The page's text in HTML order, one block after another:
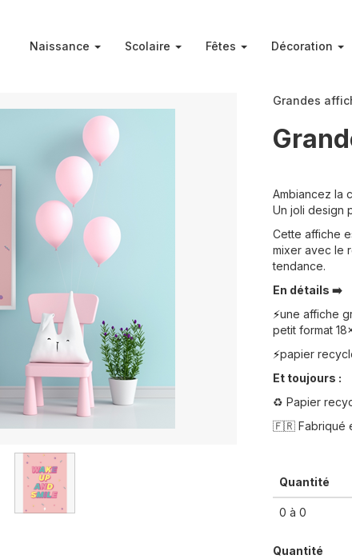
Naissance Scolaire Fêtes Décoration
Grandes
Ambiancez la
Un joli design
Cette affiche
mixer avec le
tendance.
En détails ➡️
⚡️une affiche
petit format
⚡️papier
Et toujours :
♻️ Papier
🇫🇷 Fabriqué
Quantité
0 à 0
Quantité